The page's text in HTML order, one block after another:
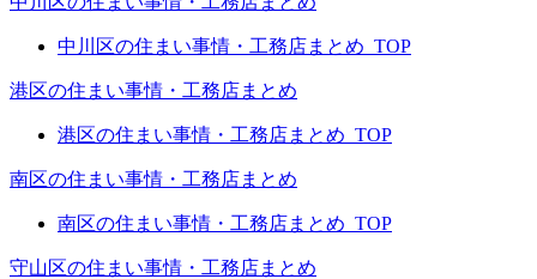
中川区の住まい事情・工務店まとめ_TOP
港区の住まい事情・工務店まとめ
港区の住まい事情・工務店まとめ_TOP
南区の住まい事情・工務店まとめ
南区の住まい事情・工務店まとめ_TOP
守山区の住まい事情・工務店まとめ